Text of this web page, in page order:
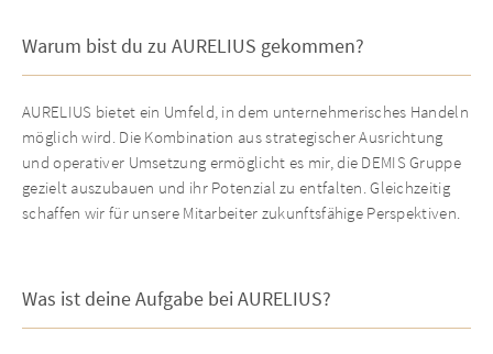
Warum bist du zu AURELIUS gekommen?
AURELIUS bietet ein Umfeld, in dem unternehmerisches Handeln
möglich wird. Die Kombination aus strategischer Ausrichtung
und operativer Umsetzung ermöglicht es mir, die DEMIS Gruppe
gezielt auszubauen und ihr Potenzial zu entfalten. Gleichzeitig
schaffen wir für unsere Mitarbeiter zukunftsfähige Perspektiven.
Was ist deine Aufgabe bei AURELIUS?